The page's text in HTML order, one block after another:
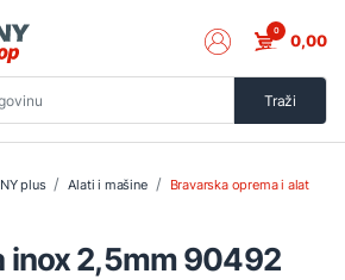
Traži
0 0,00
plus Alati i mašine Bravarska oprema i alat
inox 2,5mm 90492